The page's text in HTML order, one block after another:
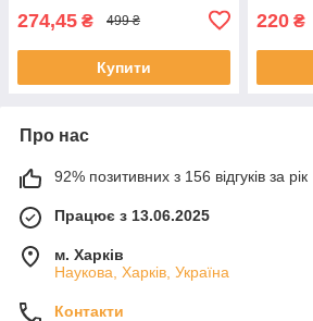
274,45 ₴ 499 ₴
Купити
220 ₴
Про нас
92% позитивних з 156 відгуків за рік
Працює з 13.06.2025
м. Харків
Наукова, Харків, Україна
Контакти